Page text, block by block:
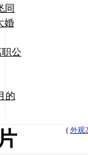
同
婚
公
的
( 外观